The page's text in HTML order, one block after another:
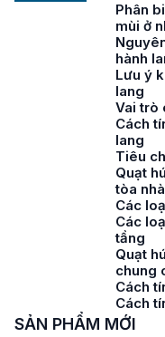
Phân
mùi ở
hành
Lưu ý
lang
Vai trò
Cách
lang
Tiêu
Quạt
tòa nhà
Các
Các
tầng
Quạt
chung
Cách
Cách
SẢN PHẨM MỚI